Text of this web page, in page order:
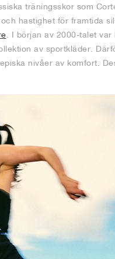
träningsskor som
hastighet för framtida
. I början av 2000-talet
av sportkläder.
nivåer av komfort.